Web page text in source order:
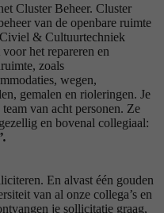
Cluster Beheer. Cluster
van de openbare ruimte
& Cultuurtechniek
het repareren en
zoals
wegen,
gemalen en rioleringen. Je
van acht personen. Ze
en bovenal collegiaal:
En alvast één gouden
van al onze collega’s en
je sollicitatie graag,